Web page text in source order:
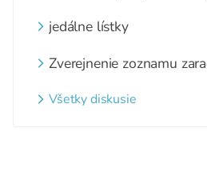
jedálne lístky
Zverejnenie zoznamu
webovom sídle
Všetky diskusie